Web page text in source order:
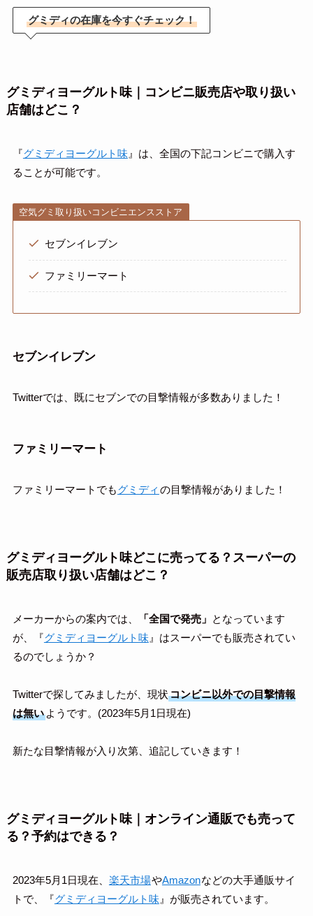
グミディの在庫を今すぐチェック！
グミディヨーグルト味｜コンビニ販売店や取り扱い
店舗はどこ？
『グミディヨーグルト味』は、全国の下記コンビニで購入す
ることが可能です。
空気グミ取り扱いコンビニエンスストア
セブンイレブン
ファミリーマート
セブンイレブン
Twitterでは、既にセブンでの目撃情報が多数ありました！
ファミリーマート
ファミリーマートでもグミディ の目撃情報がありました！
グミディヨーグルト味どこに売ってる？スーパーの
販売店取り扱い店舗はどこ？
メーカーからの案内では、 「全国で発売」 となっています
が、『グミディヨーグルト味』はスーパーでも販売されてい
るのでしょうか？
Twitterで探してみましたが、現状コンビニ以外での目撃情報
は無いようです。(2023年5月1日現在)
新たな目撃情報が入り次第、追記していきます！
グミディヨーグルト味｜オンライン通販でも売って
る？予約はできる？
2023年5月1日現在、 楽天市場やAmazonなどの大手通販サイ
トで、
『グミディヨーグルト味』が販売されています。